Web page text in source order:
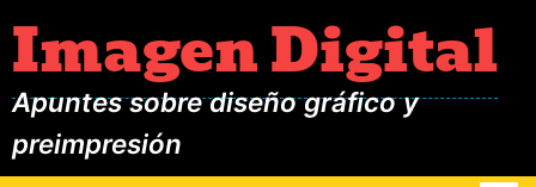
Imagen Digital
Apuntes sobre diseño gráfico y
preimpresión